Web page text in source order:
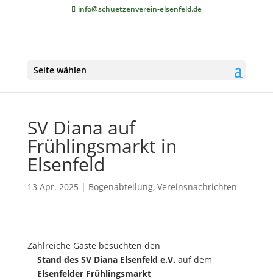
info@schuetzenverein-elsenfeld.de
Seite wählen
SV Diana auf
Frühlingsmarkt in
Elsenfeld
13 Apr. 2025 | Bogenabteilung, Vereinsnachrichten
Zahlreiche Gäste besuchten den
Stand des SV Diana Elsenfeld e.V. auf dem
Elsenfelder Frühlingsmarkt